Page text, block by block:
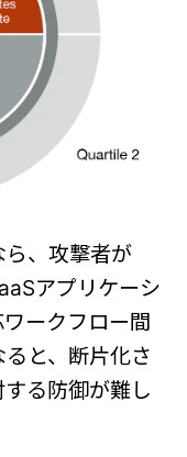
ら、攻撃者が
アプリケーシ
ークフロー間
と、断片化さ
る防御が難し